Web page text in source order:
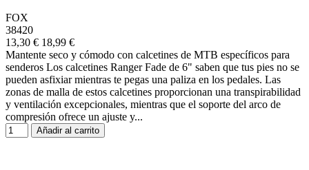
FOX
38420
13,30 € 18,99 €
Mantente seco y cómodo con calcetines de MTB específicos para
senderos Los calcetines Ranger Fade de 6" saben que tus pies no se
pueden asfixiar mientras te pegas una paliza en los pedales. Las
zonas de malla de estos calcetines proporcionan una transpirabilidad
y ventilación excepcionales, mientras que el soporte del arco de
compresión ofrece un ajuste y...
Añadir al carrito